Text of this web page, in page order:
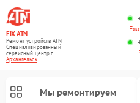
FIX-ATN
Ремонт устройств ATN
Специализированный
cервисный центр г.
Архангельск
Мы ремонтируем